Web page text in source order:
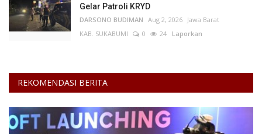
Gelar Patroli KRYD
DARSONO BUDIMAN Aug 2, 2026 Jawa Barat
KAB. SUKABUMI
0 24 Laporkan
REKOMENDASI BERITA